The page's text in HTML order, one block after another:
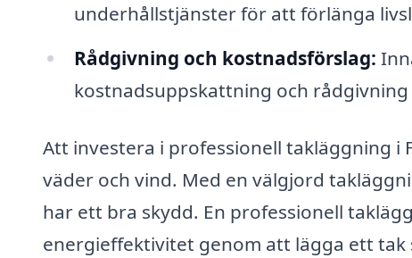
underhållstjänster för att förlänga
Rådgivning och kostnadsförslag:
kostnadsuppskattning och
Att investera i professionell takläggning
väder och vind. Med en välgjord
har ett bra skydd. En professionell
energieffektivitet genom att lägga ett tak